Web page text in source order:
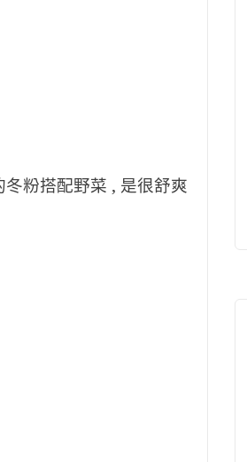
粉搭配野菜 , 是很舒爽